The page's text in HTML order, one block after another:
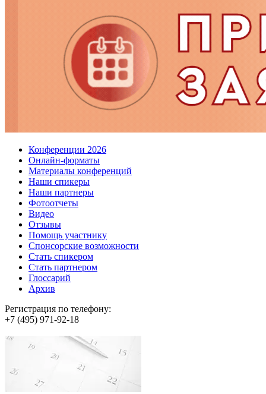
Конференции 2026
Онлайн-форматы
Материалы конференций
Наши спикеры
Наши партнеры
Фотоотчеты
Видео
Отзывы
Помощь участнику
Спонсорские возможности
Стать спикером
Стать партнером
Глоссарий
Архив
Регистрация по телефону:
+7 (495) 971-92-18